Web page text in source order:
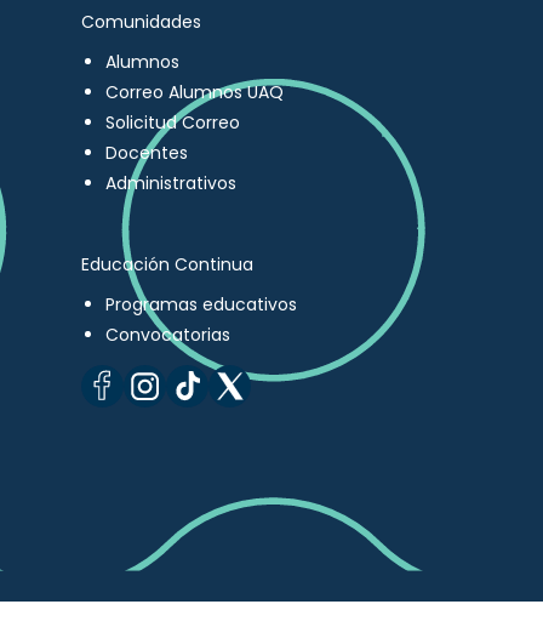
Comunidades
Alumnos
Correo Alumnos UAQ
Solicitud Correo
Docentes
Administrativos
Educación Continua
Programas educativos
Convocatorias